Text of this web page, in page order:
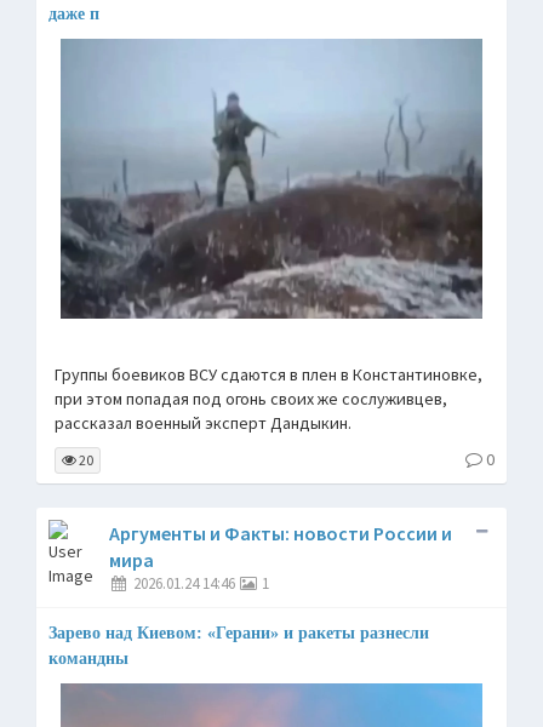
даже п
Группы боевиков ВСУ сдаются в плен в Константиновке,
при этом попадая под огонь своих же сослуживцев,
рассказал военный эксперт Дандыкин.
20 0
Аргументы и Факты: новости России и
мира
2026.01.24 14:46 1
Зарево над Киевом: «Герани» и ракеты разнесли
командны